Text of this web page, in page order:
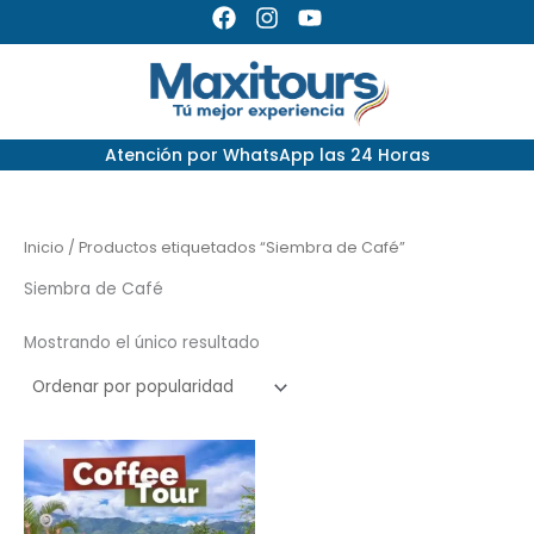
F
a
c
e
b
o
o
I
n
s
t
a
g
r
Y
o
u
t
u
b
e
Atención por WhatsApp las 24 Horas
Inicio / Productos etiquetados “Siembra de Café”
Siembra de Café
Mostrando el único resultado